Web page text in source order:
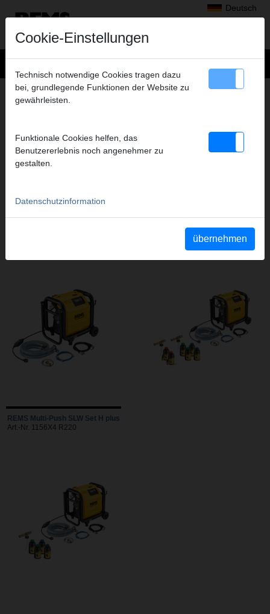
Deutsch
Produkte>Prüfen, Spülen, Füllen> REMS Multi-Push SLW
Art.-Nr. 1156X2 R220
REMS Multi-Push SLW Set H plus
Art.-Nr. 1156X4 R220
Cookie-Einstellungen
Technisch notwendige Cookies tragen dazu
bei, grundlegende Funktionen der Website zu
gewährleisten.
Funktionale Cookies helfen, das
Benutzererlebnis noch angenehmer zu
gestalten.
Datenschutzinformation
übernehmen